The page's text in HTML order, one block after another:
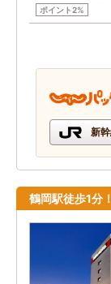
ポイント2%
新
鶴岡駅徒歩1分